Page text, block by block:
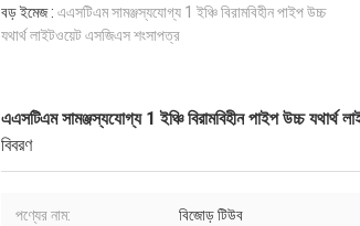
বড় ইমেজ : এএসটিএম সামঞ্জস্যযোগ্য 1 ইঞ্চি বিরামবিহীন পাইপ উচ্চ
যথার্থ লাইটওয়েট এসজিএস শংসাপত্র
এএসটিএম সামঞ্জস্যযোগ্য 1 ইঞ্চি বিরামবিহীন পাইপ উচ্চ যথার্থ
বিবরণ
পণ্যের নাম: বিজোড় টিউব